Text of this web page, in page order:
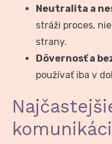
Neutralita a
stráži proces,
strany.
Dôvernosť a
používať iba v